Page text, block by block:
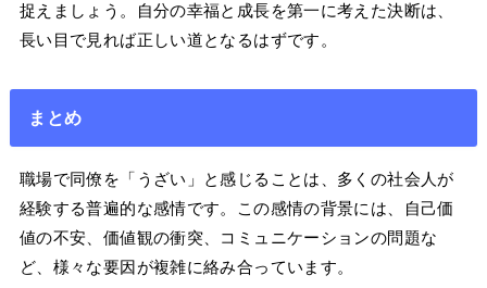
捉えましょう。自分の幸福と成長を第一に考えた決断は、
長い目で見れば正しい道となるはずです。
まとめ
職場で同僚を「うざい」と感じることは、多くの社会人が
経験する普遍的な感情です。この感情の背景には、自己価
値の不安、価値観の衝突、コミュニケーションの問題な
ど、様々な要因が複雑に絡み合っています。